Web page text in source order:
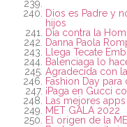
Dios es Padre y
hijos
Día contra la
Danna Paola
Llega Tecate
Balenciaga lo
Agradecida con
Fashion Day
¡Paga en Gucci
Las mejores
MET GALA 2022
El origen de la